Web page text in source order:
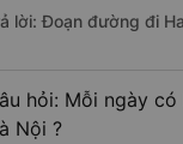
lời: Đoạn đường đi
hỏi: Mỗi ngày
Nội ?